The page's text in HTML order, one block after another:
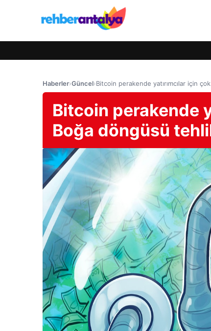
Haberler›Güncel›Bitcoin perakende yatırımcılar için
Bitcoin perakende
Boğa döngüsü